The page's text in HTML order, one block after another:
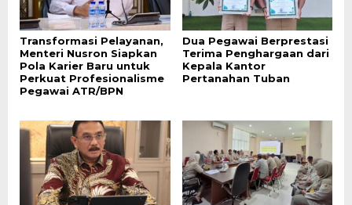
Transformasi Pelayanan,
Menteri Nusron Siapkan
Pola Karier Baru untuk
Perkuat Profesionalisme
Pegawai ATR/BPN
Dua Pegawai Berprestasi
Terima Penghargaan dari
Kepala Kantor
Pertanahan Tuban